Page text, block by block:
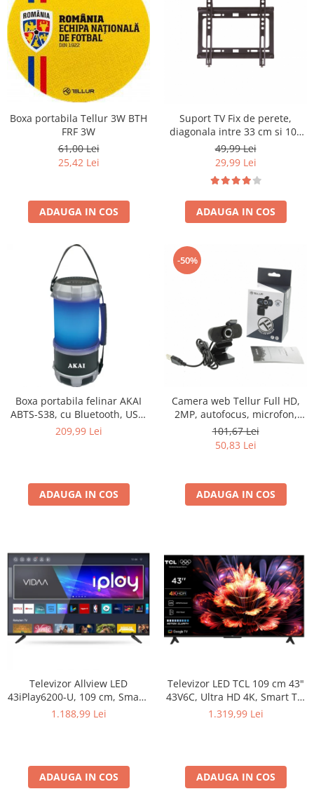
Boxa portabila Tellur 3W BTH
FRF 3W
61,00 Lei
25,42 Lei
ADAUGA IN COS
Suport TV Fix de perete,
diagonala intre 33 cm si 109
cm, greutate suportata 27 Kg,
FX43 -13'' - 43''
49,99 Lei
29,99 Lei
ADAUGA IN COS
Boxa portabila felinar AKAI
ABTS-S38, cu Bluetooth, USB,
FM radio, 16W
209,99 Lei
ADAUGA IN COS
-50%
Camera web Tellur Full HD,
2MP, autofocus, microfon,
Negru
101,67 Lei
50,83 Lei
ADAUGA IN COS
Televizor Allview LED
43iPlay6200-U, 109 cm, Smart,
4K Ultra HD, Clasa F
1.188,99 Lei
ADAUGA IN COS
Televizor LED TCL 109 cm 43"
43V6C, Ultra HD 4K, Smart TV,
WiFi, CI+
1.319,99 Lei
ADAUGA IN COS